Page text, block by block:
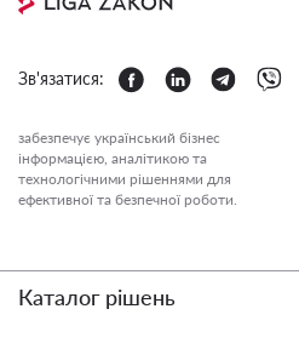
Зв'язатися:
забезпечує український бізнес
інформацією, аналітикою та
технологічними рішеннями для
ефективної та безпечної роботи.
Каталог рішень